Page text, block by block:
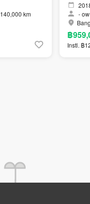
140,000 km
-
฿
Instl. ฿